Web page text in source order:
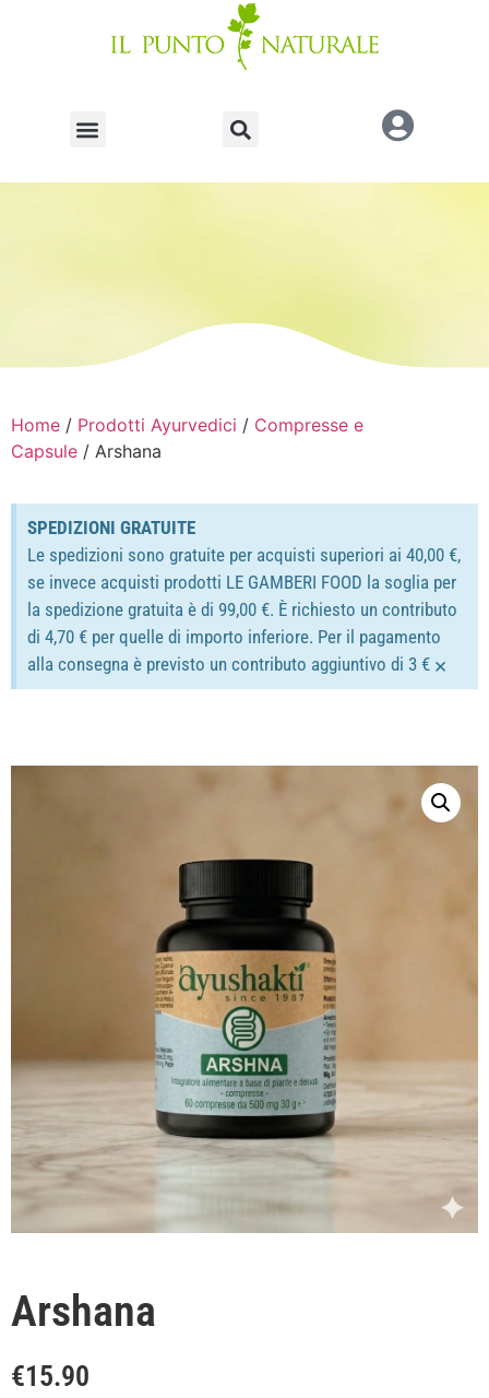
Home / Prodotti Ayurvedici / Compresse e
Capsule / Arshana
SPEDIZIONI GRATUITE
Le spedizioni sono gratuite per acquisti superiori ai 40,00 €,
se invece acquisti prodotti LE GAMBERI FOOD la soglia per
la spedizione gratuita è di 99,00 €. È richiesto un contributo
di 4,70 € per quelle di importo inferiore. Per il pagamento
alla consegna è previsto un contributo aggiuntivo di 3 € ×
Arshana
€15.90